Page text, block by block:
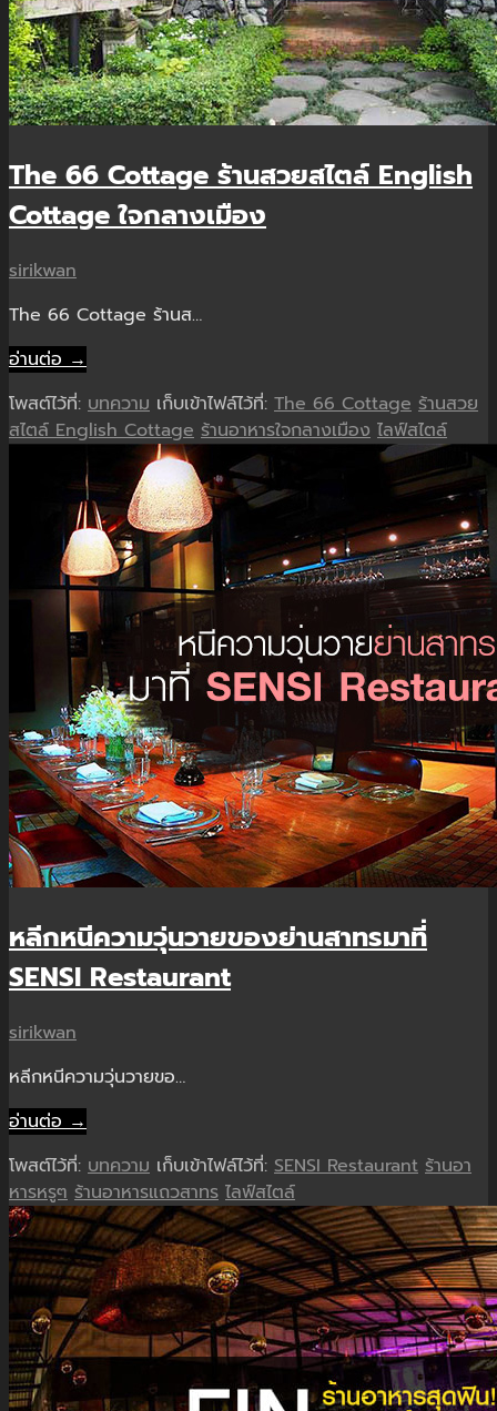
The 66 Cottage ร้านสวยสไตล์ English
Cottage ใจกลางเมือง
sirikwan
The 66 Cottage ร้านส…
อ่านต่อ →
โพสต์ไว้ที่: บทความ เก็บเข้าไฟล์ไว้ที่: The 66 Cottage ร้านสวย
สไตล์ English Cottage ร้านอาหารใจกลางเมือง ไลฟ์สไตล์
หลีกหนีความวุ่นวายของย่านสาทรมาที่
SENSI Restaurant
sirikwan
หลีกหนีความวุ่นวายขอ…
อ่านต่อ →
โพสต์ไว้ที่: บทความ เก็บเข้าไฟล์ไว้ที่: SENSI Restaurant ร้านอา
หารหรูๆ ร้านอาหารแถวสาทร ไลฟ์สไตล์